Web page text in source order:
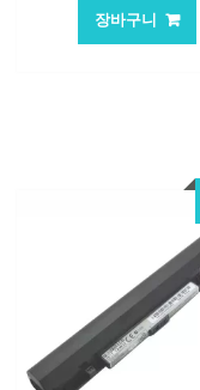
가
격:
장바구니